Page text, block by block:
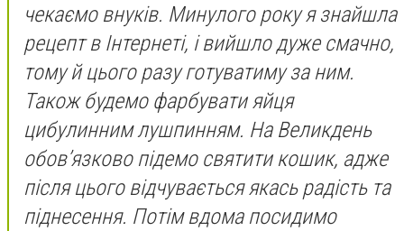
чекаємо внуків. Минулого року я знайшла
рецепт в Інтернеті, і вийшло дуже смачно,
тому й цього разу готуватиму за ним.
Також будемо фарбувати яйця
цибулинним лушпинням. На Великдень
обов’язково підемо святити кошик, адже
після цього відчувається якась радість та
піднесення. Потім вдома посидимо